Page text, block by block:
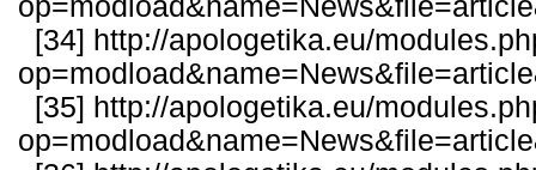
[34] http://apologetika.eu/
[35] http://apologetika.eu/